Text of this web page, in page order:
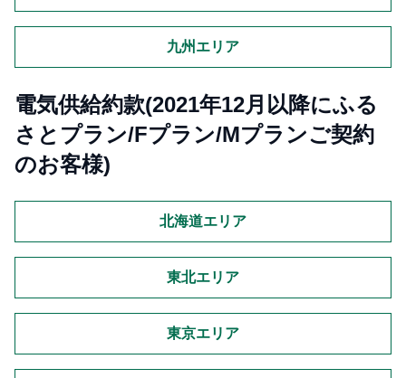
九州エリア
電気供給約款(2021年12月以降にふる
さとプラン/Fプラン/Mプランご契約
のお客様)
北海道エリア
東北エリア
東京エリア